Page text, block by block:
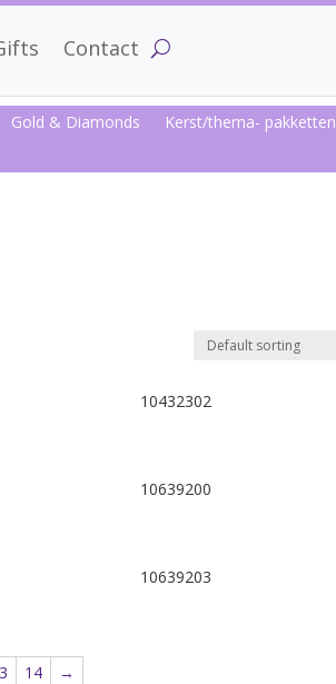
Contact
Gold & Diamonds Kerst/thema- pakketten
10432302
10639200
10639203
14 →